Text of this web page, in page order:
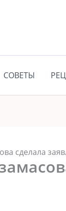
СОВЕТЫ
сделала